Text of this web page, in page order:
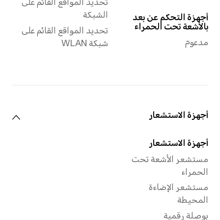
التعرف على الوجه
ثنائي الأبعاد